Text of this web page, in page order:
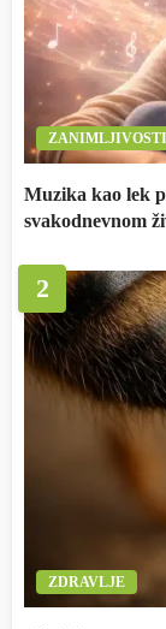
ZANIMLJIVOSTI
Muzika kao lek
svakodnevnom
2
ZDRAVLJE